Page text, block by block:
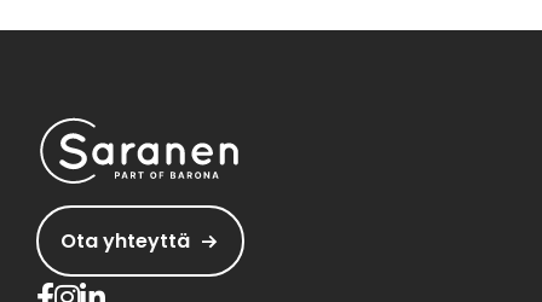
Ota yhteyttä